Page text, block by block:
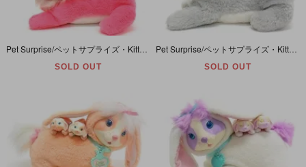
Pet Surprise/ペットサプライズ・Kitty Surprise/キティサプライズ・ぬいぐるみ・ピンク×ホワイト・寝そべり・1992年
SOLD OUT SOLD OUT